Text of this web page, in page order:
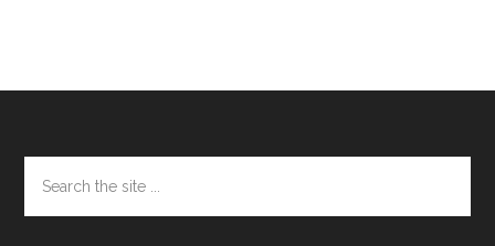
Footer
the
site